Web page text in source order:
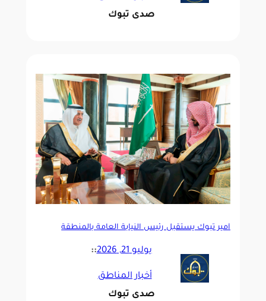
صدى تبوك
أمير تبوك يستقبل رئيس النيابة العامة بالمنطقة
يوليو 21, 2026 ::
أخبار المناطق
صدى تبوك